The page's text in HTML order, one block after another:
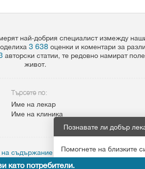
най-добрия специалист измежду
3 638 оценки и коментари за
авторски статии, те редовно намират
живот.
Търсете по:
Име на лекар
Име на клиника
съдържание от сайта задължително с
Познавате ли добър
Помогнете на близките
Препоръчай
като потребители.